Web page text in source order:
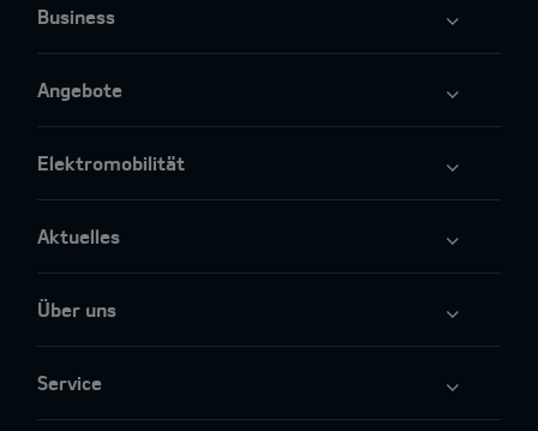
Business
Angebote
Elektromobilität
Aktuelles
Über uns
Service